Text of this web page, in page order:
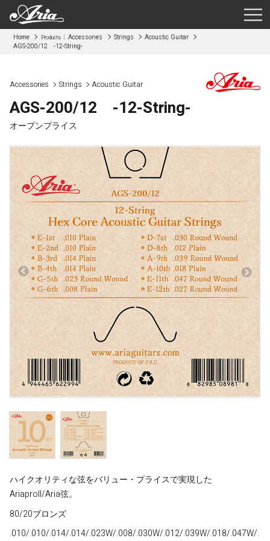
Home Products Accessories Strings
Acoustic Guitar
AGS-200/12 -12-String-
Accessories Strings Acoustic Guitar
AGS-200/12 -12-String-
オープンプライス
ハイクオリティな弦をバリュー・プライスで実現した
AriaproII/Aria弦。
80/20ブロンズ
.010/.010/.014/.014/.023W/.008/.030W/.012/.039W/.018/.047W/.